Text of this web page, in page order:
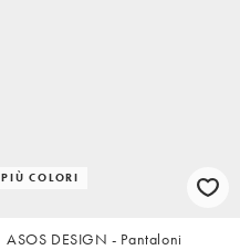
PIÙ COLORI
ASOS DESIGN - Pantaloni